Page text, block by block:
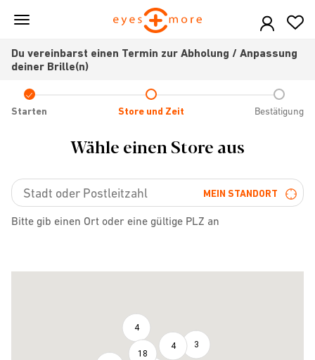
Skip
content
Du vereinbarst einen Termin zur Abholung / Anpassung
deiner Brille(n)
Check
icon
Starten Store und Zeit Bestätigung
Wähle einen Store aus
MEIN STANDORT
Bitte gib einen Ort oder eine gültige PLZ an
4
18
4 3